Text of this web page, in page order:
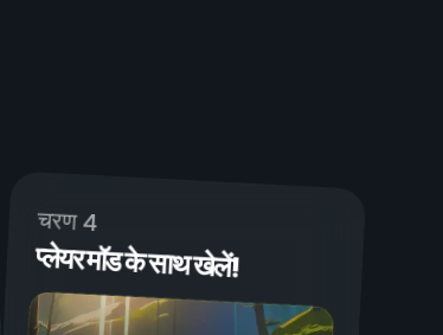
चरण 4
प्लेयर मॉड के साथ खेलें!